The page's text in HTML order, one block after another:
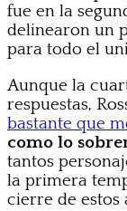
fue en la
delinearon un
para todo el
Aunque la
respuestas,
bastante que
como lo
tantos
la primera
cierre de estos